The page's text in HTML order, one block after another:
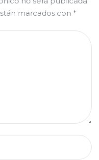
marcados con *